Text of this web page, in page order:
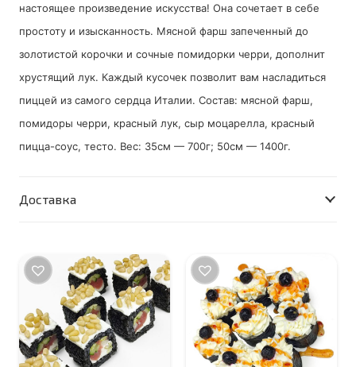
настоящее произведение искусства! Она сочетает в себе
простоту и изысканность. Мясной фарш запеченный до
золотистой корочки и сочные помидорки черри, дополнит
хрустящий лук. Каждый кусочек позволит вам насладиться
пиццей из самого сердца Италии. Состав: мясной фарш,
помидоры черри, красный лук, сыр моцарелла, красный
пицца-соус, тесто. Вес: 35см — 700г; 50см — 1400г.
Доставка